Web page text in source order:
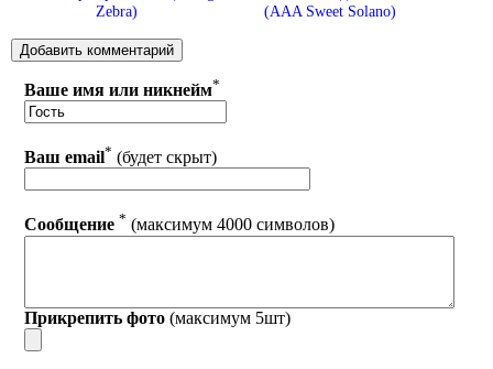
Zebra)
(AAA Sweet Solano)
Ваше имя или никнейм*
Ваш email* (будет скрыт)
Сообщение * (максимум 4000 символов)
Прикрепить фото (максимум 5шт)